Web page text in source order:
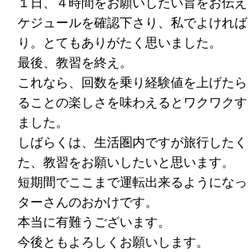
ケジュールを確認下さり、私でよけれ
り。とてもありがたく思いました。
最後、教習を終え。
これなら、回数を乗り経験値を上げた
ることの楽しさを味わえるとワクワク
ました。
しばらくは、生活圏内ですが旅行した
た、教習をお願いしたいと思います。
短期間でここまで運転出来るようにな
ターさんのおかけです。
本当に有難うございます。
今後ともよろしくお願いします。